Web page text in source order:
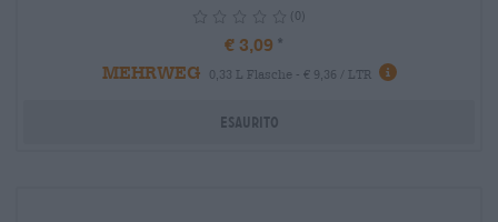
(0)
€ 3,09
MEHRWEG
0,33 L Flasche - € 9,36 / LTR info
Esaurito